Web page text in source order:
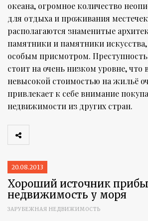
океана, огромное количество
для отдыха и проживания
располагаются знаменитые
памятники и памятники
особым присмотром.
стоит на очень низком уровне, что
невысокой стоимостью на жильё
привлекает к себе внимание
недвижимости из других стран.
20.08.2013
Хороший источник
недвижимость у моря
ЗАРУБЕЖНАЯ НЕДВИЖИМОСТЬ